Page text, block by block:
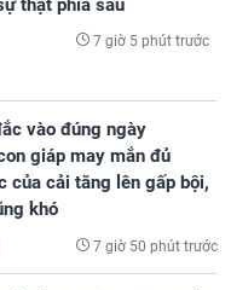
7 giờ 5 phút trước
vào đúng ngày
giáp may mắn đủ
của cải tăng lên gấp bội,
khó
7 giờ 50 phút trước